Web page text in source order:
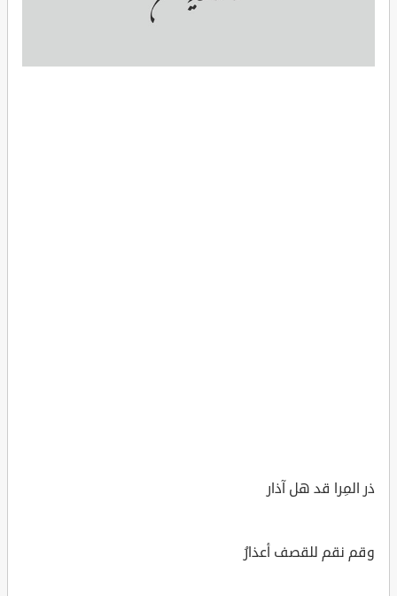
ذر المِرا قد هل آذار
وقم نقم للقصف أعذارُ